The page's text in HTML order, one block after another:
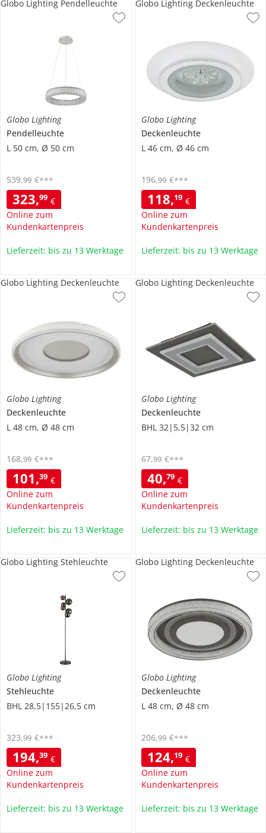
Globo Lighting
Pendelleuchte
L 50 cm, Ø 50 cm
323,99 €
Online zum
Kundenkartenpreis
539,99 €***
Globo Lighting Pendelleuchte
Lieferzeit: bis zu 13 Werktage
Globo Lighting
Deckenleuchte
L 46 cm, Ø 46 cm
118,19 €
Online zum
Kundenkartenpreis
196,99 €***
Globo Lighting Deckenleuchte
Lieferzeit: bis zu 13 Werktage
Globo Lighting
Deckenleuchte
L 48 cm, Ø 48 cm
101,39 €
Online zum
Kundenkartenpreis
168,99 €***
Globo Lighting Deckenleuchte
Lieferzeit: bis zu 13 Werktage
Globo Lighting
Deckenleuchte
BHL 32|5,5|32 cm
40,79 €
Online zum
Kundenkartenpreis
67,99 €***
Globo Lighting Deckenleuchte
Lieferzeit: bis zu 13 Werktage
Globo Lighting
Stehleuchte
BHL 28,5|155|26,5 cm
194,39 €
Online zum
Kundenkartenpreis
323,99 €***
Globo Lighting Stehleuchte
Lieferzeit: bis zu 13 Werktage
Globo Lighting
Deckenleuchte
L 48 cm, Ø 48 cm
124,19 €
Online zum
Kundenkartenpreis
206,99 €***
Globo Lighting Deckenleuchte
Lieferzeit: bis zu 13 Werktage